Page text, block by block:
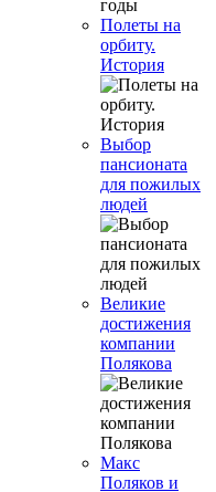
Полеты на
орбиту.
История
Выбор
пансионата
для пожилых
людей
Великие
достижения
компании
Полякова
Макс
Поляков и